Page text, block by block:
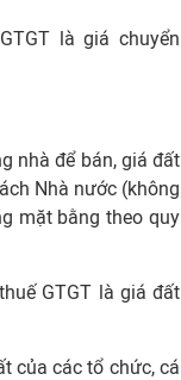
là giá chuyển
nhà để bán, giá đất
Nhà nước (không
mặt bằng theo quy
GTGT là giá đất
của các tổ chức, cá